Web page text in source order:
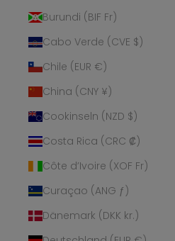
Burundi (BIF Fr)
Cabo Verde (CVE $)
Chile (EUR €)
China (CNY ¥)
Cookinseln (NZD $)
Costa Rica (CRC ₡)
Côte d’Ivoire (XOF Fr)
Curaçao (ANG ƒ)
Dänemark (DKK kr.)